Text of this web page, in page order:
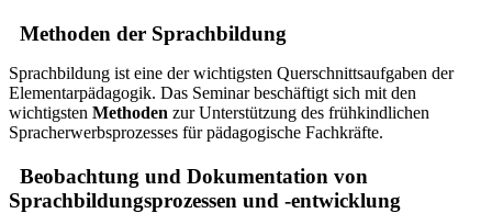
Methoden der Sprachbildung
Sprachbildung ist eine der wichtigsten Querschnittsaufgaben der
Elementarpädagogik. Das Seminar beschäftigt sich mit den
wichtigsten Methoden zur Unterstützung des frühkindlichen
Spracherwerbsprozesses für pädagogische Fachkräfte.
Beobachtung und Dokumentation von
Sprachbildungsprozessen und -entwicklung